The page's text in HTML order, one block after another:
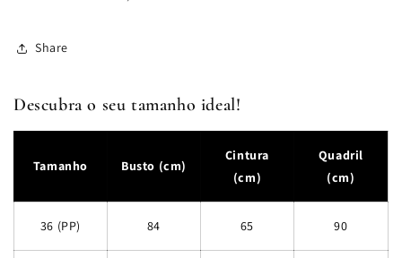
Share
Descubra o seu tamanho ideal!
Tamanho Busto (cm)
Cintura
(cm)
Quadril
(cm)
36 (PP) 84 65 90